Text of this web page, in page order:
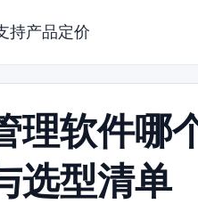
持产品定价
理软件哪
选型清单